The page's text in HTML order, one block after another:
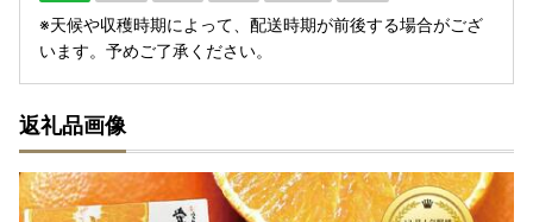
※天候や収穫時期によって、配送時期が前後する場合がござ
います。予めご了承ください。
返礼品画像